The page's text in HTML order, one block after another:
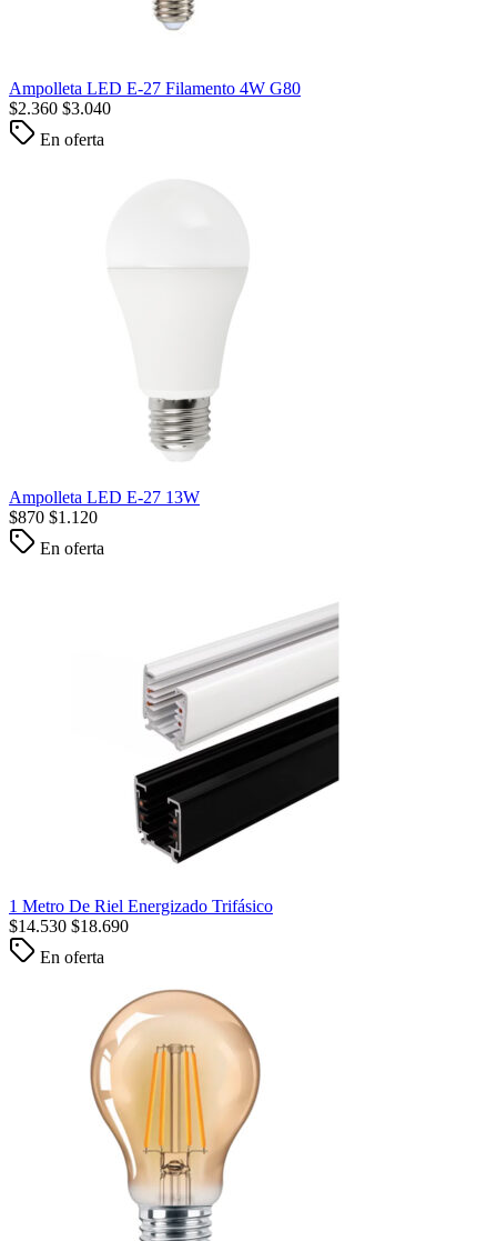
Ampolleta LED E-27 Filamento 4W G80
$2.360 $3.040
En oferta
Ampolleta LED E-27 13W
$870 $1.120
En oferta
1 Metro De Riel Energizado Trifásico
$14.530 $18.690
En oferta